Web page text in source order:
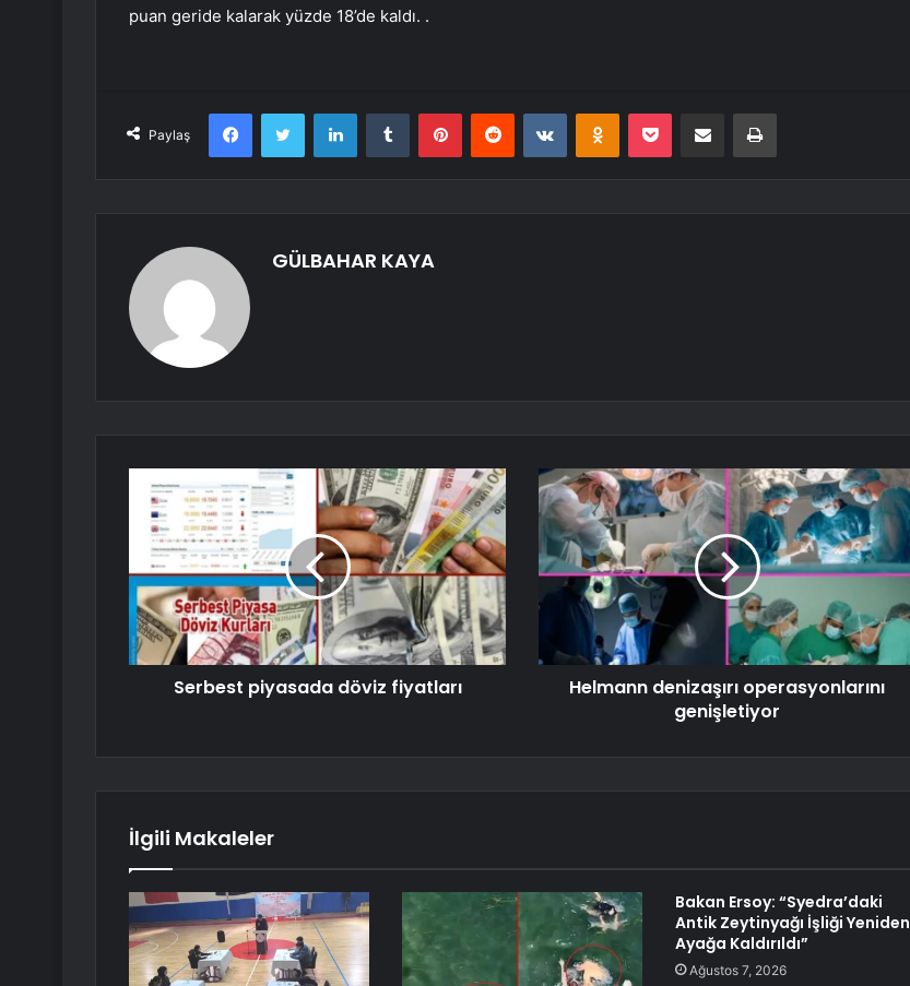
puan geride kalarak yüzde 18’de kaldı. .
Paylaş
FacebookTwitter LinkedInTumblr PinterestReddit VKontakteOdnoklassniki
Pocket E-Posta ile paylaş Yazdır
GÜLBAHAR KAYA
Serbest piyasada döviz fiyatları
Helmann denizaşırı operasyonlarını
genişletiyor
İlgili Makaleler
Bakan Ersoy: “Syedra’daki
Antik Zeytinyağı İşliği Yeniden
Ayağa Kaldırıldı”
Ağustos 7, 2026